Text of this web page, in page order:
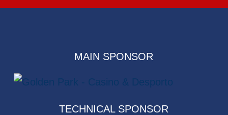
MAIN SPONSOR
TECHNICAL SPONSOR